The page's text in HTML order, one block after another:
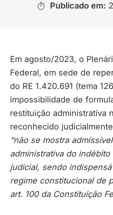
Publicado em:
Em agosto/2023, o
Federal, em sede de
do RE 1.420.691 (tema
impossibilidade de
restituição administrativa
reconhecido
“não se mostra
administrativa do
judicial, sendo
regime constitucional de
art. 100 da Constituição